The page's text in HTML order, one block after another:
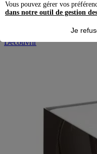
Interrupteur connecté
Céliane with Netatmo
Découvrir
Vous pouvez gérer vos
dans notre outil de gestion
Je